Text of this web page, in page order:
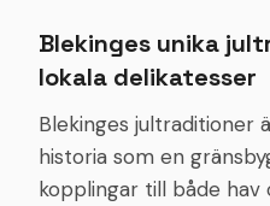
Blekinges unika
lokala delikatesser
Blekinges jultraditioner
historia som en
kopplingar till både hav